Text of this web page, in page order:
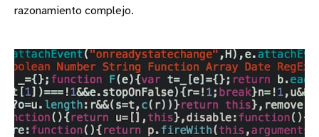
razonamiento complejo.